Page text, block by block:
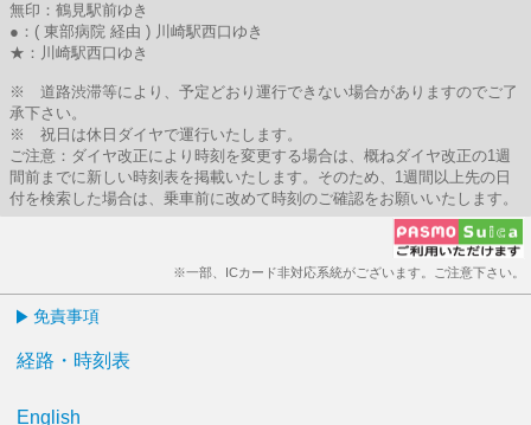
無印：鶴見駅前ゆき
●：( 東部病院 経由 ) 川崎駅西口ゆき
★：川崎駅西口ゆき
※ 道路渋滞等により、予定どおり運行できない場合がありますのでご了
承下さい。
※ 祝日は休日ダイヤで運行いたします。
ご注意：ダイヤ改正により時刻を変更する場合は、概ねダイヤ改正の1週
間前までに新しい時刻表を掲載いたします。そのため、1週間以上先の日
付を検索した場合は、乗車前に改めて時刻のご確認をお願いいたします。
※一部、ICカード非対応系統がございます。ご注意下さい。
免責事項
経路・時刻表
English